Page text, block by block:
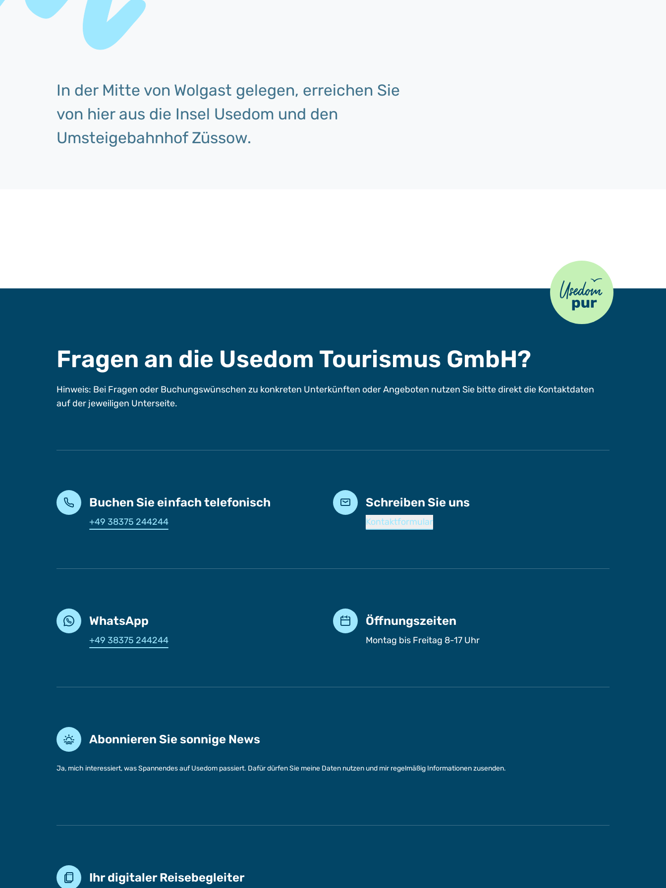
In der Mitte von Wolgast gelegen, erreichen Sie
von hier aus die Insel Usedom und den
Umsteigebahnhof Züssow.
Usedom Pur
Fragen an die Usedom Tourismus GmbH?
Hinweis: Bei Fragen oder Buchungswünschen zu konkreten Unterkünften oder Angeboten nutzen Sie bitte direkt die Kontaktdaten
auf der jeweiligen Unterseite.
Buchen Sie einfach telefonisch
+49 38375 244244
Schreiben Sie uns
Kontaktformular
WhatsApp
+49 38375 244244
Öffnungszeiten
Montag bis Freitag 8-17 Uhr
Abonnieren Sie sonnige News
Ja, mich interessiert, was Spannendes auf Usedom passiert. Dafür dürfen Sie meine Daten nutzen und mir regelmäßig Informationen zusenden.
Ihr digitaler Reisebegleiter